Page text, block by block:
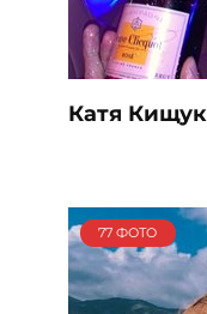
Катя Кищук
77 ФОТО